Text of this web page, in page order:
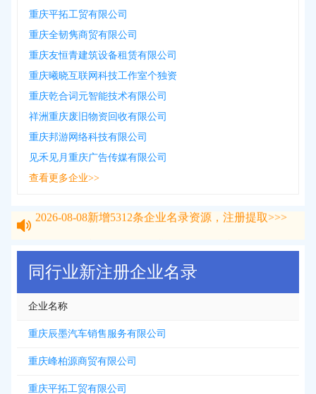
重庆平拓工贸有限公司
重庆全韧隽商贸有限公司
重庆友恒青建筑设备租赁有限公司
重庆曦晓互联网科技工作室个独资
重庆乾合词元智能技术有限公司
祥洲重庆废旧物资回收有限公司
重庆邦游网络科技有限公司
见禾见月重庆广告传媒有限公司
查看更多企业>>
新增 条企业名录资源，注册提取>>>
新增 条企业名录资源，注册提取>>>
同行业新注册企业名录
企业名称
重庆辰墨汽车销售服务有限公司
重庆峰柏源商贸有限公司
重庆平拓工贸有限公司